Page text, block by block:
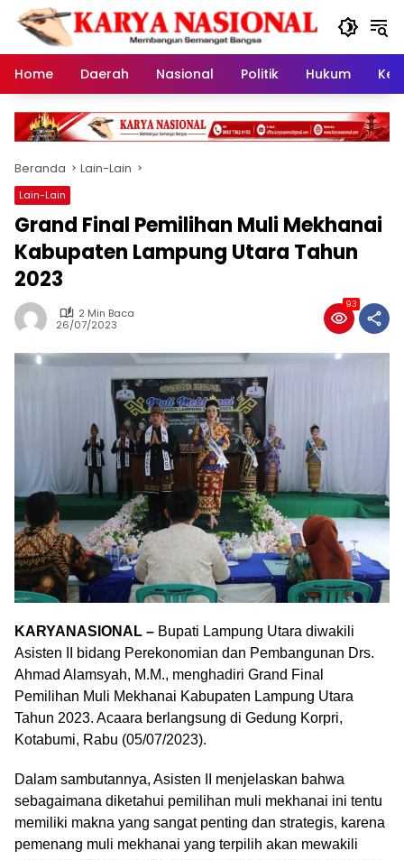
Langsung
konten
Home
Daerah Nasional Politik Hukum
Beranda Lain-Lain
Lain-Lain
Grand Final Pemilihan Muli Mekhanai
Kabupaten Lampung Utara Tahun
2023
2 Min Baca
26/07/2023
93
KARYANASIONAL – Bupati Lampung Utara diwakili
Asisten II bidang Perekonomian dan Pembangunan Drs.
Ahmad Alamsyah, M.M., menghadiri Grand Final
Pemilihan Muli Mekhanai Kabupaten Lampung Utara
Tahun 2023. Acaara berlangsung di Gedung Korpri,
Kotabumi, Rabu (05/07/2023).
Dalam sambutannya, Asisten II menjelaskan bahwa
sebagaimana diketahui pemilihan muli mekhanai ini tentu
memiliki makna yang sangat penting dan strategis, karena
pemenang muli mekhanai yang terpilih akan mewakili